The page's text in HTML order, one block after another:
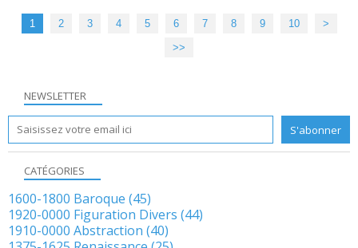
1 2 3 4 5 6 7 8 9 10
>
>>
NEWSLETTER
CATÉGORIES
1600-1800 Baroque (45)
1920-0000 Figuration Divers (44)
1910-0000 Abstraction (40)